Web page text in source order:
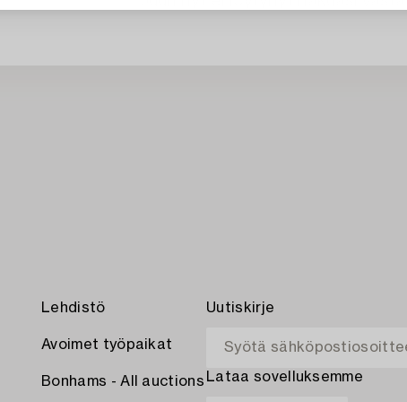
Lehdistö
Avoimet työpaikat
Bonhams - All auctions
Uutiskirje
Lataa sovelluksemme